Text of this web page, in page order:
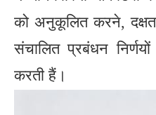
को अनुकूलित करने,
संचालित प्रबंधन
करती हैं।